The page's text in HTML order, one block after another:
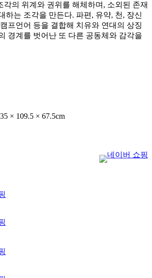
각의 위계와 권위를 해체하며, 소외된 존재
하는 조각을 만든다. 파편, 유약, 천, 장신
프언어 등을 결합해 치유와 연대의 상징
경계를 벗어난 또 다른 공동체와 감각을
× 109.5 × 67.5cm